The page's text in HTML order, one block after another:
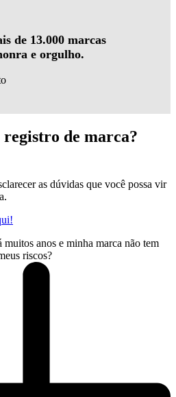
de 13.000 marcas
e orgulho.
de marca?
as dúvidas que você possa vir
muitos anos e minha marca não tem
riscos?